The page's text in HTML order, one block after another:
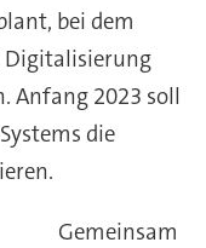
bei dem
Digitalisierung
Anfang 2023 soll
die
Gemeinsam